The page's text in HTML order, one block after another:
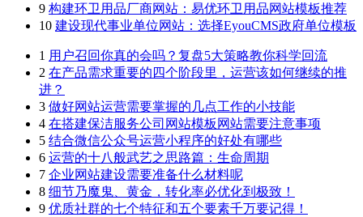
9 构建环卫用品厂商网站：易优环卫用品网站模板推荐
10 建设现代事业单位网站：选择EyouCMS政府单位模板
1 用户召回你真的会吗？复盘5大策略教你科学回流
2 在产品需求重要的四个阶段里，运营该如何继续的推
进？
3 做好网站运营需要掌握的几点工作的小技能
4 在搭建保洁服务公司网站模板网站需要注意事项
5 结合微信公众号运营小程序的好处有哪些
6 运营的十八般武艺之思路篇：生命周期
7 企业网站建设需要准备什么材料呢
8 细节乃魔鬼、黄金，转化率必优化到极致！
9 优质社群的七个特征和五个要素千万要记得！